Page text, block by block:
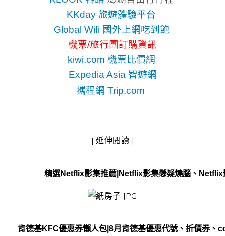
KKday 旅遊體驗平台
Global Wifi 國外上網吃到飽
機票/旅行團訂購資訊
kiwi.com 機票比價網
Expedia Asia 智遊網
攜程網 Trip.com
| 延伸閱讀 |
精選Netflix影集推薦|Netflix影集懸疑燒腦、
肯德基KFC優惠券懶人包|8月肯德基優惠代號、折價券